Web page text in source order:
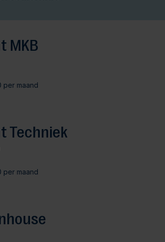
MKB
per maand
Techniek
per maand